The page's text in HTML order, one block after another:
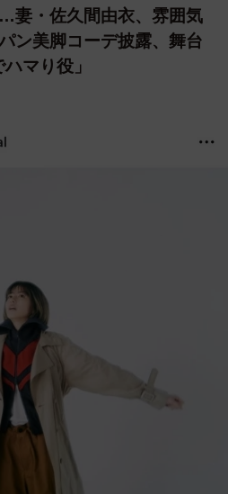
妻・佐久間由衣、雰囲気
ン美脚コーデ披露、舞台
マり役」